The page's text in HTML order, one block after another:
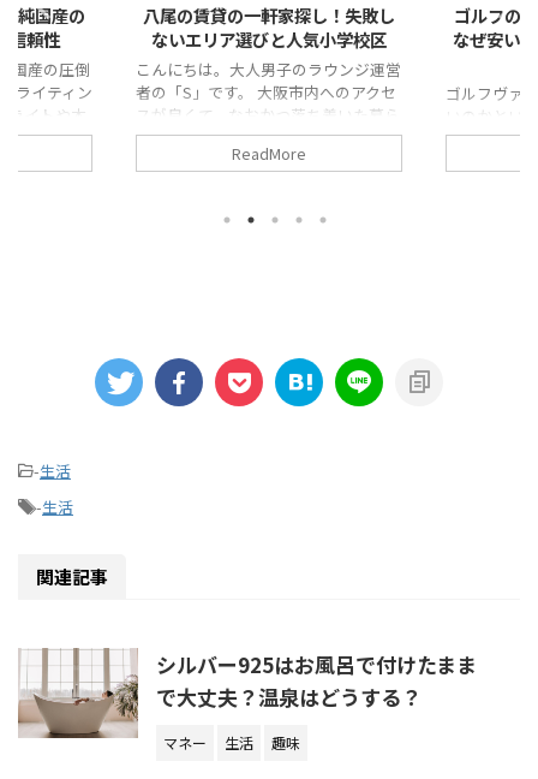
！失敗し
学校区
ウンジ運営
へのアクセ
いた暮ら
るなら、八
ゴルフのヴァリアントの中古車は
なぜ安いのか？理由と注意点を徹
底解説
ゴルフヴァリアントの中古車がなぜ安
いのかという疑問は、多くの読者が共
通して抱く関心事です。本記事では、
購入後に後悔を避けたい方に向けて、
理します。さらに、フォルクスワーゲ
ルクスワーゲンが安い理由として語ら
れる市場構造についても解説します。
加えて、ゴルフヴァリアントが「壊れ
ReadMore
バーチャ
ップで導
バーチャル
頼できる住
-生活
-生活
関連記事
シルバー925はお風呂で付けたまま
で大丈夫？温泉はどうする？
マネー 生活 趣味